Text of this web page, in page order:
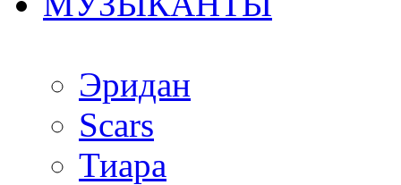
Эридан
Scars
Тиара